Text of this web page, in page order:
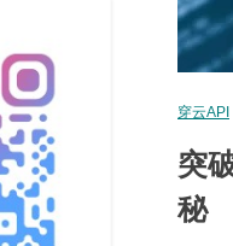
穿云API
突
秘